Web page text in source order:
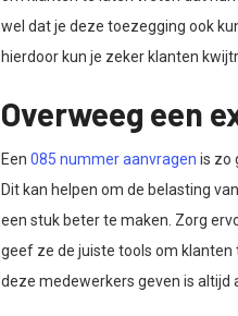
wel dat je deze toezegging ook
hierdoor kun je zeker klanten
Overweeg een
Een 085 nummer aanvragen is zo
Dit kan helpen om de belasting
een stuk beter te maken. Zorg
geef ze de juiste tools om
deze medewerkers geven is altijd